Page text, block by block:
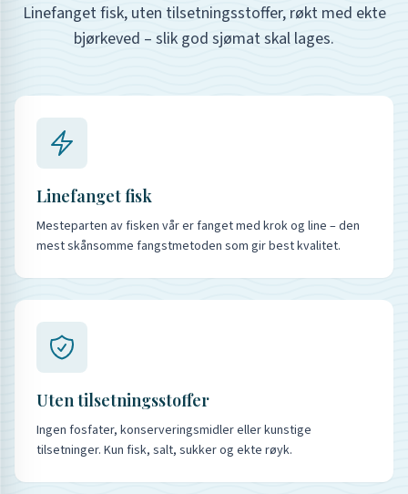
Linefanget fisk, uten tilsetningsstoffer, røkt med ekte
bjørkeved – slik god sjømat skal lages.
Linefanget fisk
Mesteparten av fisken vår er fanget med krok og line – den
mest skånsomme fangstmetoden som gir best kvalitet.
Uten tilsetningsstoffer
Ingen fosfater, konserveringsmidler eller kunstige
tilsetninger. Kun fisk, salt, sukker og ekte røyk.